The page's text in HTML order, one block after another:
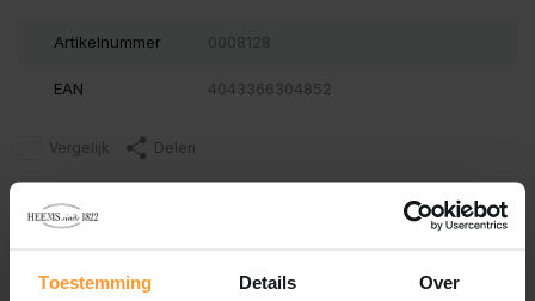
Toestemming Details Over
Artikelnummer 0008128
EAN 4043366304852
Vergelijk Delen
0/5 Based on 0 reviews